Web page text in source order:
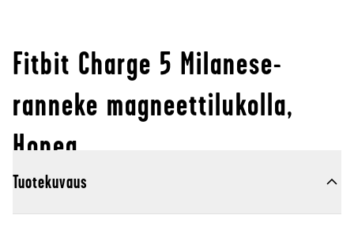
Fitbit Charge 5 Milanese-
ranneke magneettilukolla,
Hopea
Tuotekuvaus